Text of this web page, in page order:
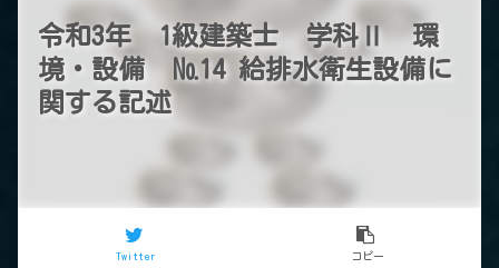
令和3年 1級建築士 学科Ⅱ 環
境・設備 №14 給排水衛生設備に
関する記述
Twitter コピー